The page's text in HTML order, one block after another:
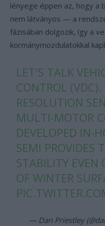
lényege éppen az, hogy a
nem látványos — a
fázisában dolgozik, így a
kormánymozdulatokkal
LET'S TALK
CONTROL
RESOLUTION
MULTI-MOTOR
DEVELOPED IN-
SEMI PROVIDES
STABILITY EVEN
OF WINTER
— Dan Priestley